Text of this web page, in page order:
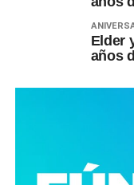
Elder
años